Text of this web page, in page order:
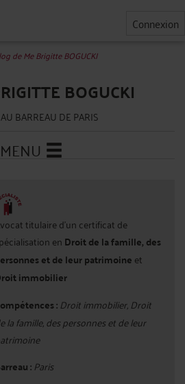
Connexion
de Me Brigitte BOGUCKI
BOGUCKI
BARREAU DE PARIS
MENU
titulaire d'un certificat de
enDroit de la famille, des
et de leur patrimoine et
immobilier
:Droit immobilier, Droit
la famille, des personnes et de leur
: Paris